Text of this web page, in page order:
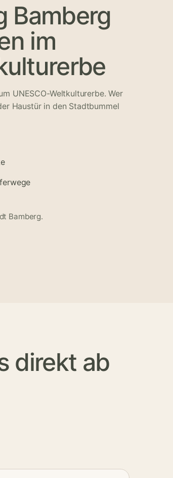
Bamberg
im
UNESCO-Weltkulturerbe. Wer
Haustür in den Stadtbummel
Bamberg.
direkt ab